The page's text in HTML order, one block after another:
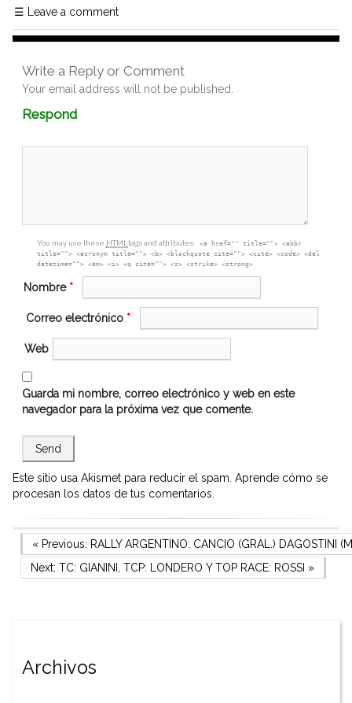
☰ Leave a comment
Write a Reply or Comment
Your email address will not be published.
RespondComment
box
You may use these HTML tags and attributes:
<a href="" title=""> <abbr
title=""> <acronym title=""> <b> <blockquote cite=""> <cite> <code> <del
datetime=""> <em> <i> <q cite=""> <s> <strike> <strong>
Nombre *
Correo electrónico *
Web
Guarda mi nombre, correo electrónico y web en este
navegador para la próxima vez que comente.
Este sitio usa Akismet para reducir el spam. Aprende cómo se
procesan los datos de tus comentarios.
Navegación
de
Previous Post
« Previous: RALLY ARGENTINO: CANCIO (GRAL.) DAGOSTINI
Next Post
Next: TC: GIANINI, TCP: LONDERO Y TOP RACE: ROSSI »
Archivos